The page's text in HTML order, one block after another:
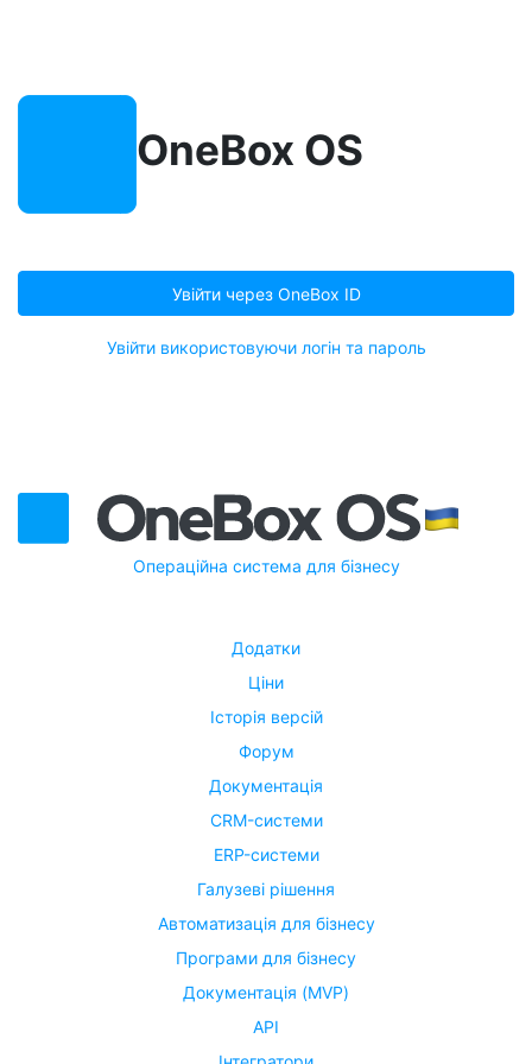
OneBox OS
Увійти через OneBox ID
Увійти використовуючи логін та пароль
Операційна система для бізнесу
Додатки
Ціни
Історія версій
Форум
Документація
CRM-системи
ERP-системи
Галузеві рішення
Автоматизація для бізнесу
Програми для бізнесу
Документація (MVP)
API